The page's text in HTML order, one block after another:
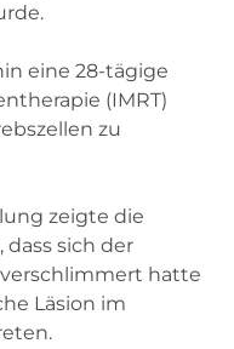
eine 28-tägige
(IMRT)
zu
zeigte die
sich der
hatte
Läsion im